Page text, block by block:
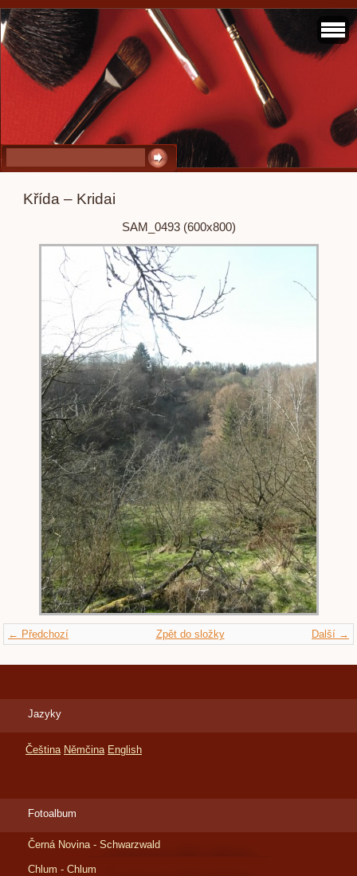
Křída – Kridai
SAM_0493 (600x800)
← Předchozí Další →
Zpět do složky
Jazyky
Čeština Němčina English
Fotoalbum
Černá Novina - Schwarzwald
Chlum - Chlum